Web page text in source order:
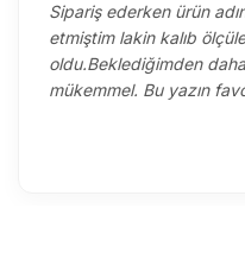
Sipariş ederken ürün
etmiştim lakin kalıb
oldu.Beklediğimden
mükemmel. Bu yazın